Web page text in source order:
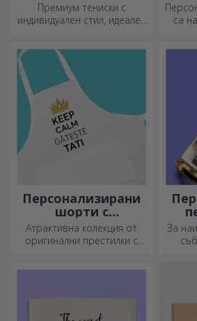
Премиум тениски с
индивидуален стил, идеален
памучни или спортни
модели, изберете
подходящия!
са
Персонализирани
шорти с
фотография или
бродерия
Атрактивна колекция от
оригинални престилки с
За